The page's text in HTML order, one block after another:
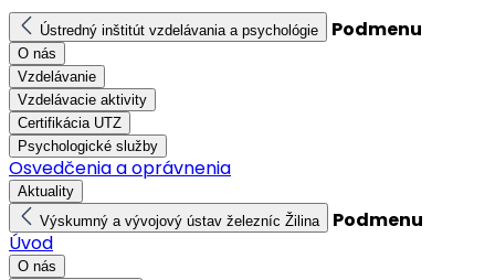
Ústredný inštitút vzdelávania a psychológie Podmenu
O nás
Vzdelávanie
Vzdelávacie aktivity
Certifikácia UTZ
Psychologické služby
Osvedčenia a oprávnenia
Aktuality
Výskumný a vývojový ústav železníc Žilina
Podmenu
Úvod
O nás